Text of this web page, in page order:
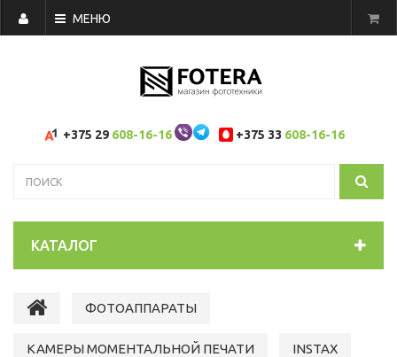
МЕНЮ
+375 29 608-16-16 +375 33 608-16-16
КАТАЛОГ
ФОТОАППАРАТЫ
КАМЕРЫ МОМЕНТАЛЬНОЙ ПЕЧАТИ INSTAX